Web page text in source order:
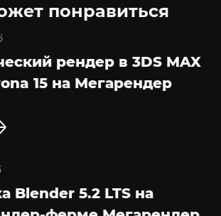
понравиться
рендер в 3DS MAX
15 на Мегарендер
Blender 5.2 LTS на